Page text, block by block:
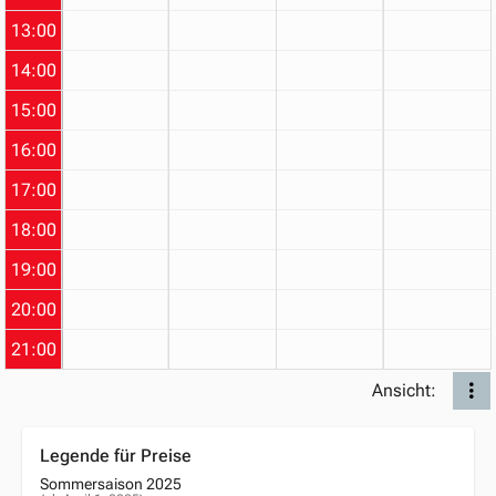
Ansicht:
13:00
14:00
15:00
16:00
17:00
18:00
19:00
20:00
21:00
Legende für Preise
Sommersaison 2025